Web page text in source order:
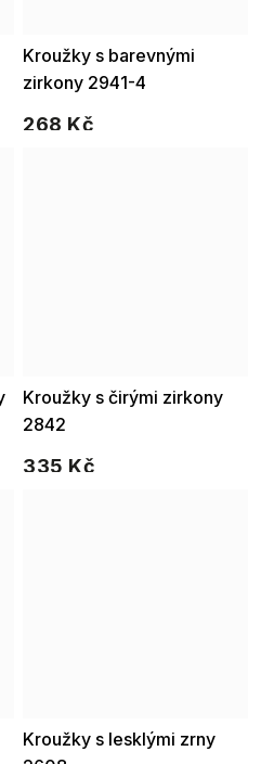
Kroužky s barevnými
zirkony 2941-4
268 Kč
Kroužky s čirými zirkony
2842
335 Kč
Kroužky s lesklými zrny